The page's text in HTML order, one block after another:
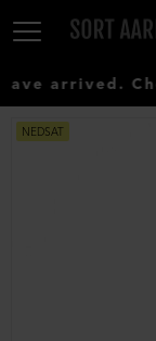
arrived.
NEDSAT